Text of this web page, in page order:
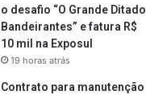
o desafio “O Grande Ditado
Bandeirantes” e fatura R$
10 mil na Exposul
19 horas atrás
Contrato para manutenção